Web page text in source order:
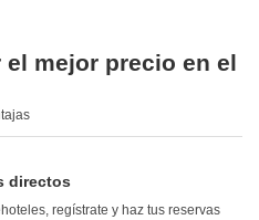
mejor precio en el
directos
regístrate y haz tus reservas